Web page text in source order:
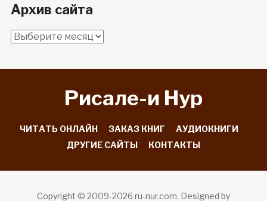
Архив сайта
Архив
Рисале-и Hyp
ЧИТАТЬ ОНЛАЙН ЗАКАЗ КНИГ
АУДИОКНИГИ
ДРУГИЕ САЙТЫ
КОНТАКТЫ
Copyright © 2009-2026 ru-nur.com. Designed by